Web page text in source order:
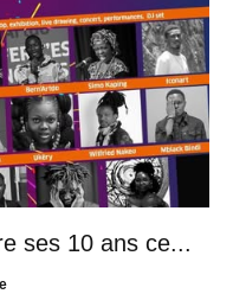
ses 10 ans ce...